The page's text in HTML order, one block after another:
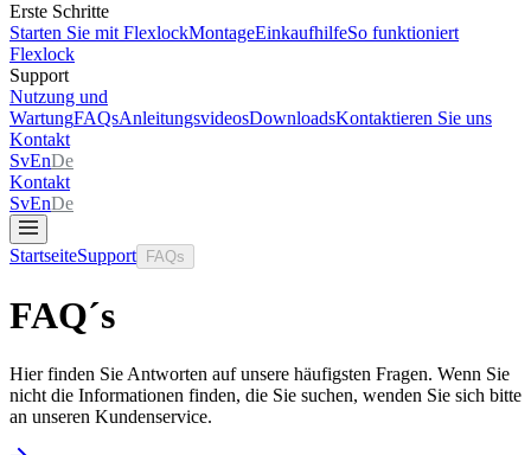
Erste Schritte
Starten Sie mit FlexlockMontageEinkaufhilfeSo funktioniert
Flexlock
Support
Nutzung und
WartungFAQsAnleitungsvideosDownloadsKontaktieren Sie uns
Kontakt
SvEnDe
Kontakt
SvEnDe
StartseiteSupport FAQs
FAQ´s
Hier finden Sie Antworten auf unsere häufigsten Fragen. Wenn Sie
nicht die Informationen finden, die Sie suchen, wenden Sie sich bitte
an unseren Kundenservice.